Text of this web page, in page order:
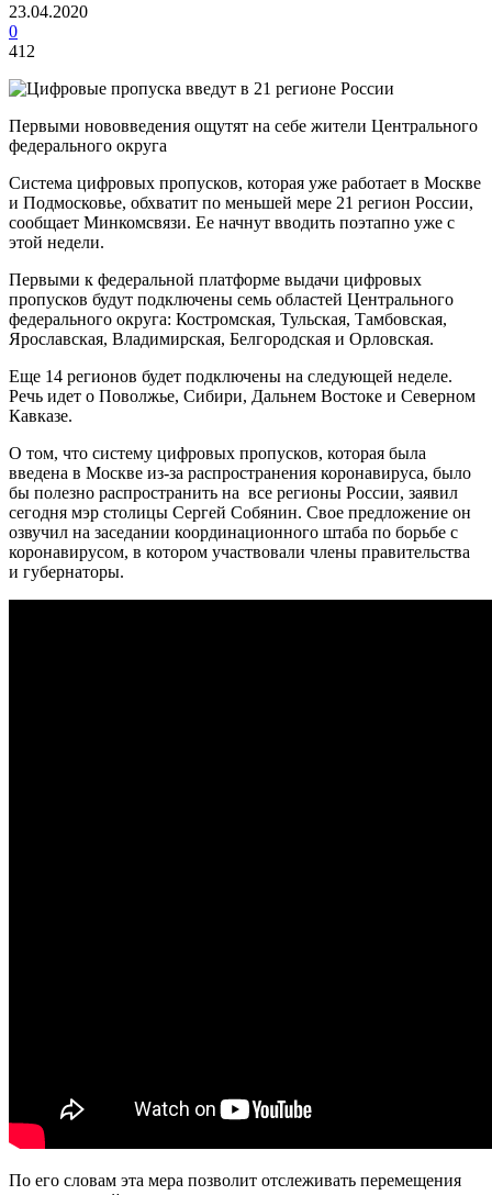
23.04.2020
0
412
Первыми нововведения ощутят на себе жители Центрального
федерального округа
Система цифровых пропусков, которая уже работает в Москве
и Подмосковье, обхватит по меньшей мере 21 регион России,
сообщает Минкомсвязи. Ее начнут вводить поэтапно уже с
этой недели.
Первыми к федеральной платформе выдачи цифровых
пропусков будут подключены семь областей Центрального
федерального округа: Костромская, Тульская, Тамбовская,
Ярославская, Владимирская, Белгородская и Орловская.
Еще 14 регионов будет подключены на следующей неделе.
Речь идет о Поволжье, Сибири, Дальнем Востоке и Северном
Кавказе.
О том, что систему цифровых пропусков, которая была
введена в Москве из-за распространения коронавируса, было
бы полезно распространить на все регионы России, заявил
сегодня мэр столицы Сергей Собянин. Свое предложение он
озвучил на заседании координационного штаба по борьбе с
коронавирусом, в котором участвовали члены правительства
и губернаторы.
По его словам эта мера позволит отслеживать перемещения